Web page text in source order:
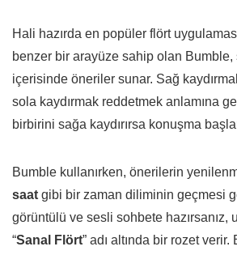
Hali hazırda en popüler flört
benzer bir arayüze sahip olan
içerisinde öneriler sunar. Sağ
sola kaydırmak reddetmek anlamına
birbirini sağa kaydırırsa konuşma
Bumble kullanırken, önerilerin
saat gibi bir zaman diliminin geçmesi
görüntülü ve sesli sohbete hazırsanız,
“Sanal Flört” adı altında bir rozet verir.